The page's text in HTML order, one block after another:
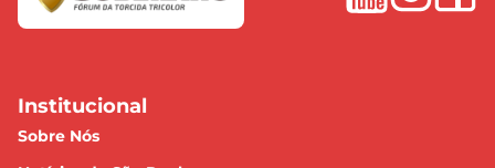
Institucional
Sobre Nós